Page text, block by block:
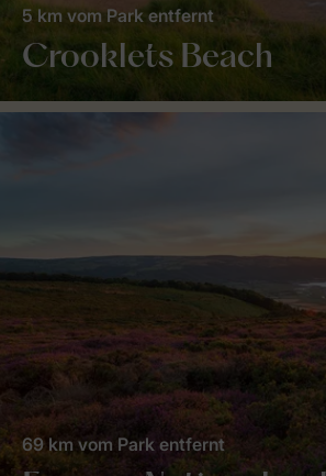
Crooklets Beach
5 km vom Park entfernt
69 km vom Park entfernt